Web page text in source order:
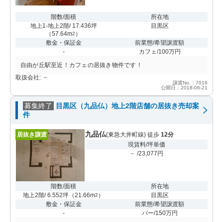
階数/面積
地上1-地上2階/ 17.436坪
（57.64m2 ）
所在地
目黒区
敷金・保証金
-
前業態/希望譲渡額
カフェ/100万円
自由が丘駅至近！カフェの居抜き物件です！
取扱会社: －
譲渡No.：7016
公開日：2018-06-21
募集終了
目黒区（九品仏）地上2階店舗の居抜き売却案
件
居抜き譲渡 九品仏(東急大井町線) 徒歩 12分
現賃料/坪単価
－ /23,077円
階数/面積
地上2階/ 6.552坪 （21.66m2 ）
所在地
目黒区
敷金・保証金
-
前業態/希望譲渡額
バー/150万円